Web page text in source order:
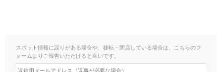
スポット情報に誤りがある場合や、移転・閉店している場合は、こちらのフ
ォームよりご報告いただけると幸いです。